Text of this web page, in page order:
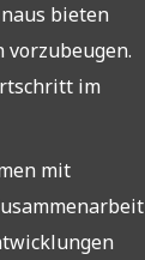
bieten
im
mit